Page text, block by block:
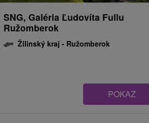
SNG, Galéria Ľudovíta Fullu
Ružomberok
Žilinský kraj - Ružomberok
POKAZ